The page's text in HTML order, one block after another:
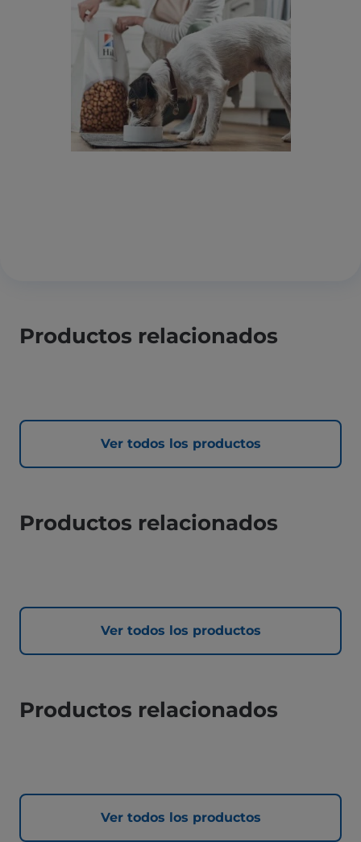
Productos relacionados
Ver todos los productos
Productos relacionados
Ver todos los productos
Productos relacionados
Ver todos los productos